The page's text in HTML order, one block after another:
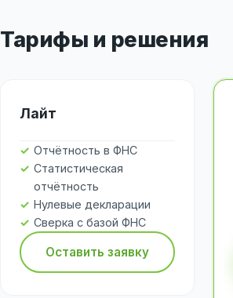
Тарифы и решения
Лайт
Отчётность в ФНС
Статистическая
отчётность
Нулевые декларации
Сверка с базой ФНС
Оставить заявку